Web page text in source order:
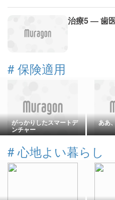
治療5 ― 歯
# 保険適用
がっかりしたスマートデ
ンチャー
ああ
# 心地よい暮らし